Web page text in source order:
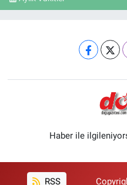
Haber ile
RSS